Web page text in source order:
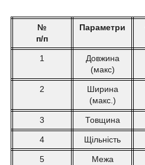
№
п/п
Параметри
1
Довжина
(макс)
2
Ширина
(макс.)
3 Товщина
4 Щільність
5
Межа